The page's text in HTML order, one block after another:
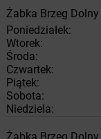
Żabka Brzeg Dolny
Poniedziałek:
Wtorek:
Środa:
Czwartek:
Piątek:
Sobota:
Niedziela: